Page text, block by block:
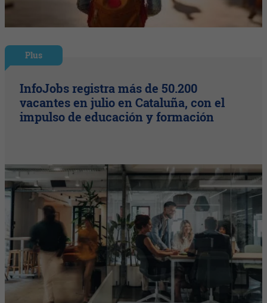
Plus
InfoJobs registra más de 50.200
vacantes en julio en Cataluña, con el
impulso de educación y formación